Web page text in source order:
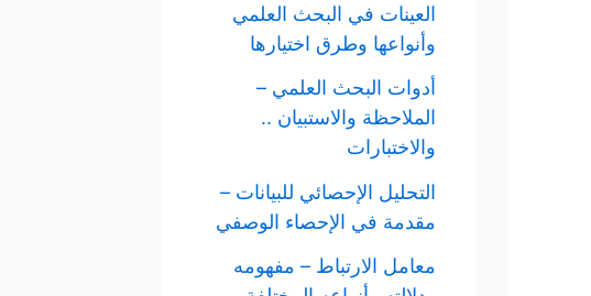
العينات في البحث العلمي
وأنواعها وطرق اختيارها
أدوات البحث العلمي –
الملاحظة والاستبيان ..
والاختبارات
التحليل الإحصائي للبيانات –
مقدمة في الإحصاء الوصفي
معامل الارتباط – مفهومه